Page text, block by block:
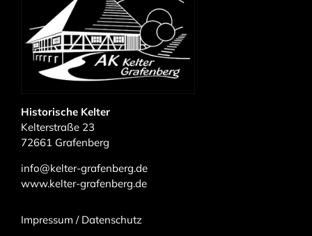
Historische Kelter
Kelterstraße 23
72661 Grafenberg
info@kelter-grafenberg.de
www.kelter-grafenberg.de
Impressum / Datenschutz